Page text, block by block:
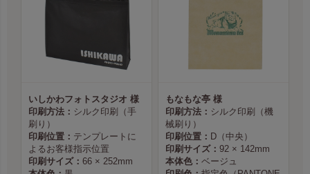
いしかわフォトスタジオ 様
印刷方法： シルク印刷（手
刷り）
印刷位置： テンプレートに
よるお客様指示位置
印刷サイズ： 66 × 252mm
もなもな亭 様
印刷方法： シルク印刷（機
械刷り）
印刷位置： D（中央）
印刷サイズ： 92 × 142mm
本体色： ベージュ